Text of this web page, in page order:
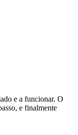
e a funcionar. O
e finalmente